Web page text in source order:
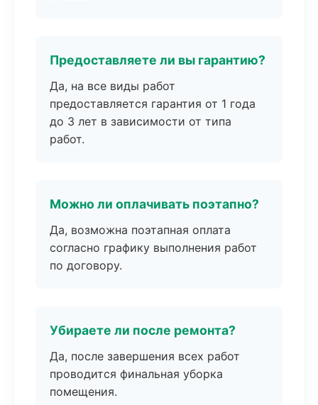
Предоставляете ли вы гарантию?
Да, на все виды работ
предоставляется гарантия от 1 года
до 3 лет в зависимости от типа
работ.
Можно ли оплачивать поэтапно?
Да, возможна поэтапная оплата
согласно графику выполнения работ
по договору.
Убираете ли после ремонта?
Да, после завершения всех работ
проводится финальная уборка
помещения.